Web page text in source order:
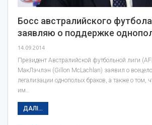
Босс австралийского
заявляю о поддержке
14.09.2014
Президент Австралийской футбольной лиги
МакЛэчлэн (Gillon McLachlan) заявил о
легализации однополых браков, а также о том,
им…
ДАЛІ...